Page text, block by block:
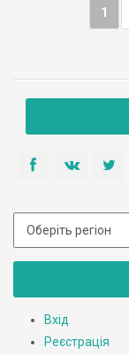
1
Вхід
Реєстрація